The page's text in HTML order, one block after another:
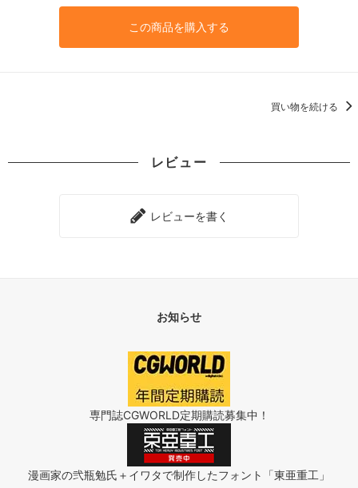
この商品を購入する
買い物を続ける
レビュー
レビューを書く
お知らせ
専門誌CGWORLD定期購読募集中！
漫画家の弐瓶勉氏＋イワタで制作したフォント「東亜重工」